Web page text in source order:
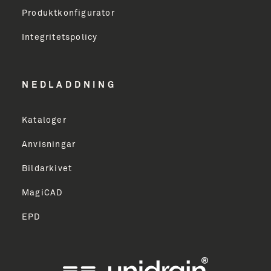
Email Address
Produktkonfigurator
Integritetspolicy
NEDLADDNING
Kataloger
Anvisningar
Bildarkivet
MagiCAD
EPD